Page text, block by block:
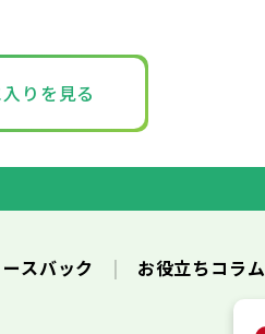
りを見る
スバック お役立ちコラム